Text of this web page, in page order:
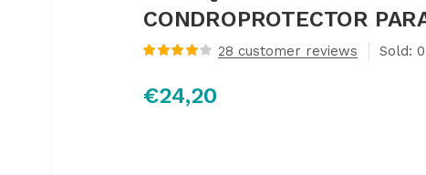
CONDROPROTECTOR
de 5 en
base a
28 customer reviews Sold: 0
€24,20